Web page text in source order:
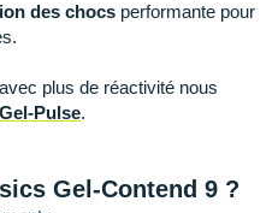
des chocs performante pour
plus de réactivité nous
Pulse.
Gel-Contend 9 ?